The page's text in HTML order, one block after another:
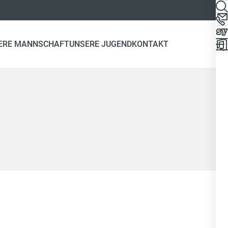
MANNSCHAFTUNSERE JUGENDKONTAKT